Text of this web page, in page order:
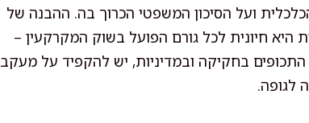
ועל הסיכון המשפטי הכרוך בה. ההבנה של
היא חיונית לכל גורם הפועל בשוק המקרקעין –
התכופים בחקיקה ובמדיניות, יש להקפיד על מעקב
לגופה.